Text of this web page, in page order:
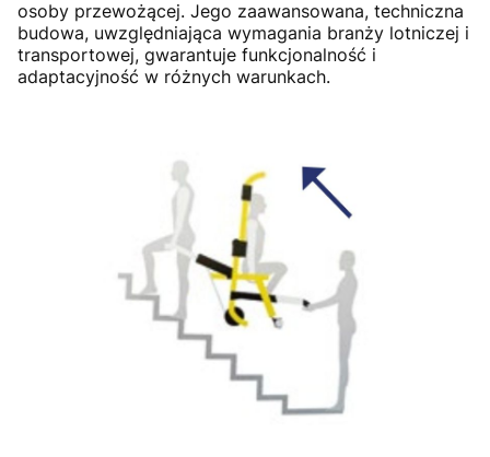
osoby przewożącej. Jego zaawansowana, techniczna
budowa, uwzględniająca wymagania branży lotniczej i
transportowej, gwarantuje funkcjonalność i
adaptacyjność w różnych warunkach.